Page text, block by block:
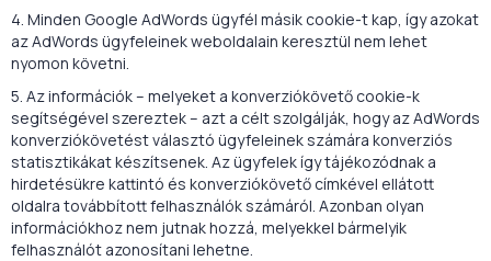
4. Minden Google AdWords ügyfél másik cookie-t kap, így azokat
az AdWords ügyfeleinek weboldalain keresztül nem lehet
nyomon követni.
5. Az információk – melyeket a konverziókövető cookie-k
segítségével szereztek – azt a célt szolgálják, hogy az AdWords
konverziókövetést választó ügyfeleinek számára konverziós
statisztikákat készítsenek. Az ügyfelek így tájékozódnak a
hirdetésükre kattintó és konverziókövető címkével ellátott
oldalra továbbított felhasználók számáról. Azonban olyan
információkhoz nem jutnak hozzá, melyekkel bármelyik
felhasználót azonosítani lehetne.